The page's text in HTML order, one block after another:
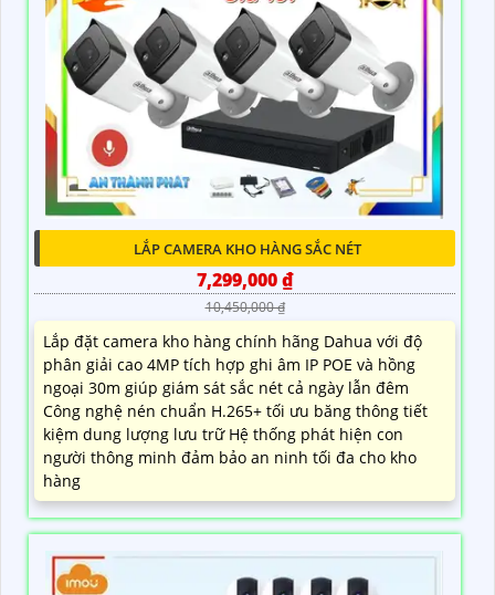
LẮP CAMERA KHO HÀNG SẮC NÉT
7,299,000 ₫
10,450,000 ₫
Lắp đặt camera kho hàng chính hãng Dahua với độ
phân giải cao 4MP tích hợp ghi âm IP POE và hồng
ngoại 30m giúp giám sát sắc nét cả ngày lẫn đêm
Công nghệ nén chuẩn H.265+ tối ưu băng thông tiết
kiệm dung lượng lưu trữ Hệ thống phát hiện con
người thông minh đảm bảo an ninh tối đa cho kho
hàng